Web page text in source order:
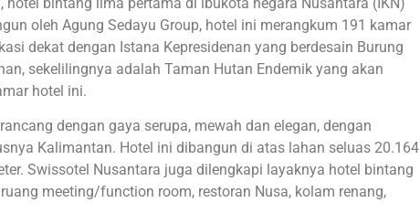
oleh Agung Sedayu Group, hotel ini merangkum 191 kamar
dekat dengan Istana Kepresidenan yang berdesain Burung
sekelilingnya adalah Taman Hutan Endemik yang akan
hotel ini.
dengan gaya serupa, mewah dan elegan, dengan
Kalimantan. Hotel ini dibangun di atas lahan seluas 20.164
Swissotel Nusantara juga dilengkapi layaknya hotel bintang
meeting/function room, restoran Nusa, kolam renang,